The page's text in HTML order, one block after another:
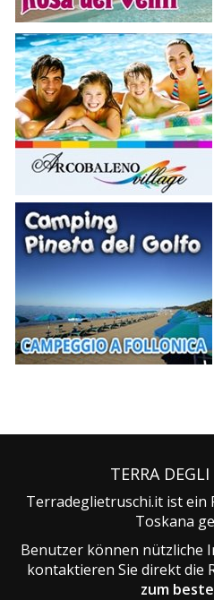
TERRA
Terradeglietruschi.it ist ein
Toskana
Benutzer können nützliche
kontaktieren Sie direkt die
zum